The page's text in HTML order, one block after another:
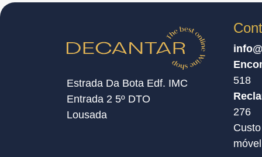
Estrada Da Bota Edf. IMC
Entrada 2 5º DTO
Lousada
518
276